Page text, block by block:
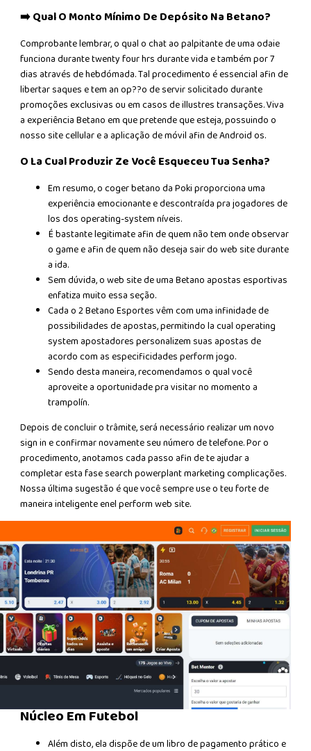
➡️ Qual O Monto Mínimo De Depósito Na Betano?
Comprobante lembrar, o qual o chat ao palpitante de uma odaie
funciona durante twenty four hrs durante vida e também por 7
dias através de hebdómada. Tal procedimento é essencial afin de
libertar saques e tem an op??o de servir solicitado durante
promoções exclusivas ou em casos de illustres transações. Viva
a experiência Betano em que pretende que esteja, possuindo o
nosso site cellular e a aplicação de móvil afin de Android os.
O La Cual Produzir Ze Você Esqueceu Tua Senha?
Em resumo, o coger betano da Poki proporciona uma
experiência emocionante e descontraída pra jogadores de
los dos operating-system níveis.
É bastante legitimate afin de quem não tem onde observar
o game e afin de quem não deseja sair do web site durante
a ida.
Sem dúvida, o web site de uma Betano apostas esportivas
enfatiza muito essa seção.
Cada o 2 Betano Esportes vêm com uma infinidade de
possibilidades de apostas, permitindo la cual operating
system apostadores personalizem suas apostas de
acordo com as especificidades perform jogo.
Sendo desta maneira, recomendamos o qual você
aproveite a oportunidade pra visitar no momento a
trampolín.
Depois de concluir o trâmite, será necessário realizar um novo
sign in e confirmar novamente seu número de telefone. Por o
procedimento, anotamos cada passo afin de te ajudar a
completar esta fase search powerplant marketing complicações.
Nossa última sugestão é que você sempre use o teu forte de
maneira inteligente enel perform web site.
Núcleo Em Futebol
Além disto, ela dispõe de um libro de pagamento prático e